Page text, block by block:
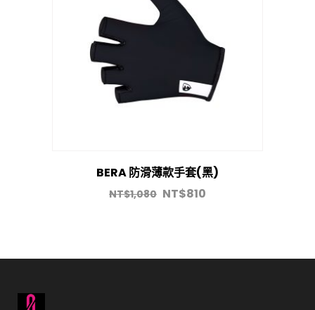
BERA 防滑薄款手套(黑)
NT$1,080 NT$810